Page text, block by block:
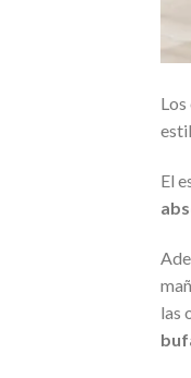
El
las